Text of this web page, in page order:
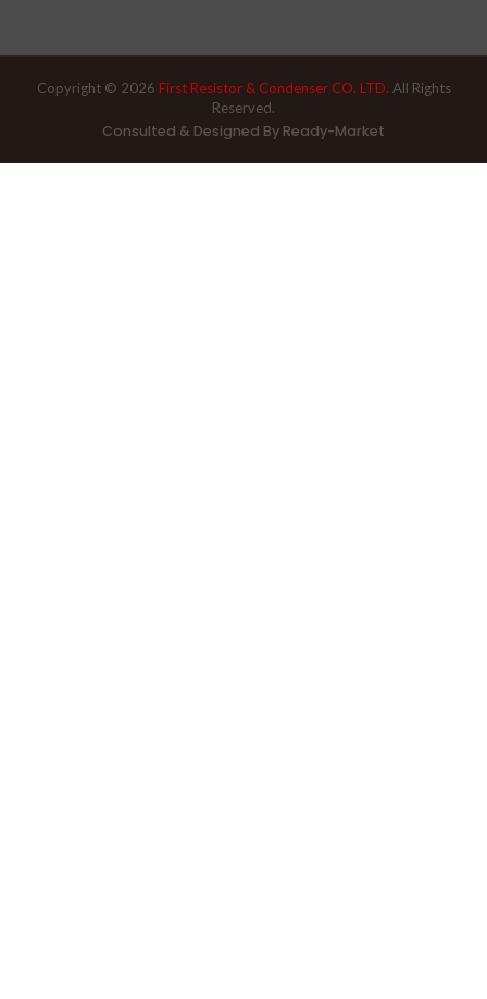
Copyright © 2026 First Resistor & Condenser CO. LTD. All Rights
Reserved.
Consulted & Designed By Ready-Market